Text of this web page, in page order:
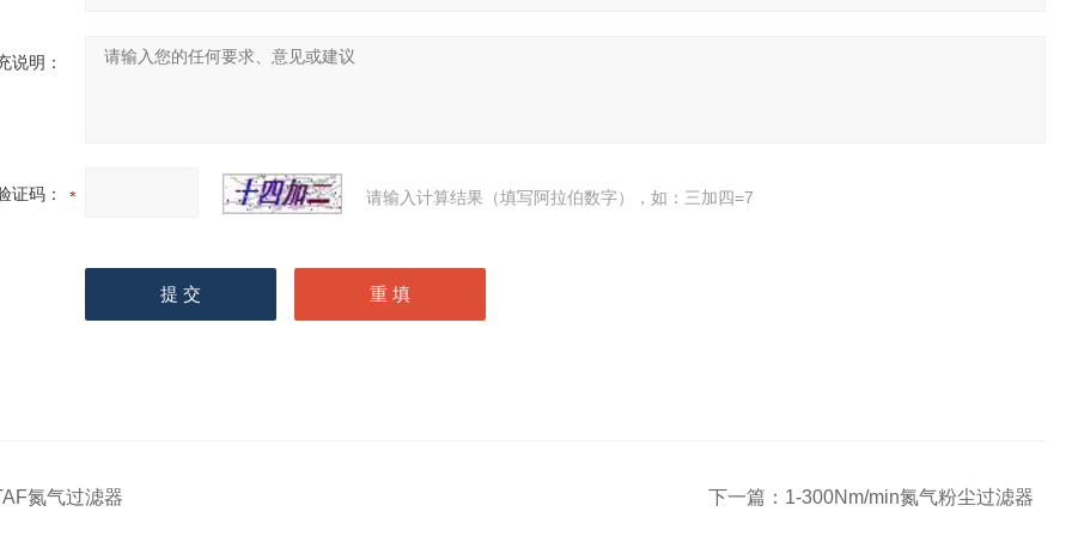
说明：
证码： 请输入计算结果（填写阿拉伯数字），如：三加四=7
氮气过滤器 下一篇： 1-300Nm/min氮气粉尘过滤器